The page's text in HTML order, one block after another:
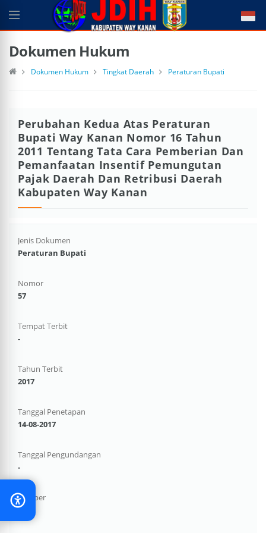
Dokumen Hukum
Dokumen Hukum Tingkat Daerah Peraturan Bupati
Perubahan Kedua Atas Peraturan
Bupati Way Kanan Nomor 16 Tahun
2011 Tentang Tata Cara Pemberian Dan
Pemanfaatan Insentif Pemungutan
Pajak Daerah Dan Retribusi Daerah
Kabupaten Way Kanan
Jenis Dokumen
Peraturan Bupati
Nomor
57
Tempat Terbit
-
Tahun Terbit
2017
Tanggal Penetapan
14-08-2017
Tanggal Pengundangan
-
Sumber
-